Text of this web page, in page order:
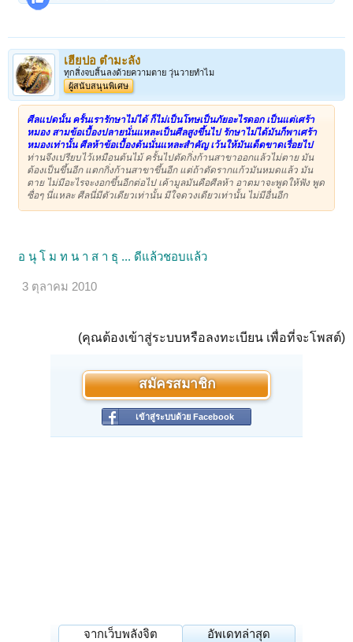
เฮียปอ ตำมะลัง
ทุกสิ่งจบสิ้นลงด้วยความตาย วุ่นวายทำไม
ผู้สนับสนุนพิเศษ
ศีลแปดนั้น ครั้นเรารักษาไม่ได้ ก็ไม่เป็นโทษเป็นภัยอะไรดอก เป็นแต่เศร้า
หมอง สามข้อเบื้องปลายนั่นแหละเป็นศีลสูงขึ้นไป รักษาไม่ได้มันก็พาเศร้า
หมองเท่านั้น ศีลห้าข้อเบื้องต้นนั่นแหละสำคัญ เว้นให้มันเด็ดขาดเรื่อยไป
ท่านจึงเปรียบไว้เหมือนต้นไม้ ครั้นไปตัดกิ่งก้านสาขาออกแล้วไม่ตาย มัน
ต้องเป็นขึ้นอีก แตกกิ่งก้านสาขาขึ้นอีก แต่ถ้าตัดรากแก้วมันหมดแล้ว มัน
ตาย ไม่มีอะไรจะงอกขึ้นอีกต่อไป เค้ามูลมันคือศีลห้า อาตมาจะพูดให้ฟัง พูด
ซื่อๆ นี่แหละ ศีลนี่มีตัวเดียวเท่านั้น มีใจดวงเดียวเท่านั้น ไม่มีอื่นอีก
อ นุ โ ม ท น า ส า ธุ ... ดีแล้วชอบแล้ว
3 ตุลาคม 2010
(คุณต้องเข้าสู่ระบบหรือลงทะเบียน เพื่อที่จะโพสต์)
สมัครสมาชิก
เข้าสู่ระบบด้วย Facebook
จากเว็บพลังจิต อัพเดทล่าสุด